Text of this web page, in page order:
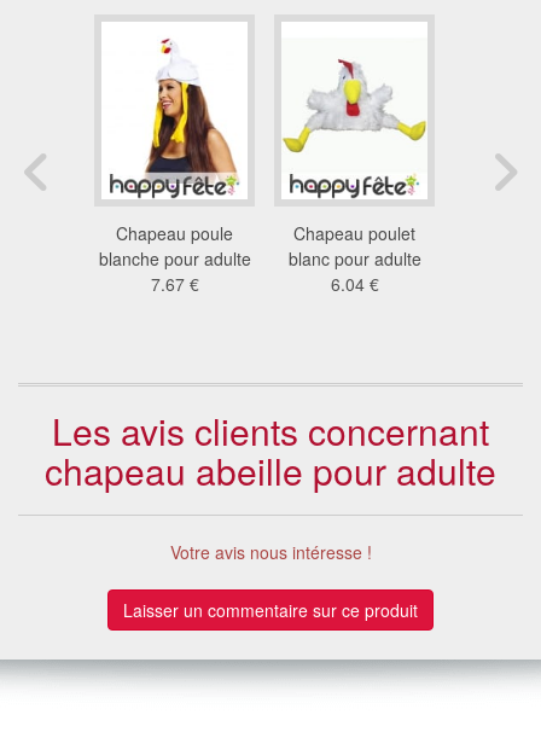
Chapeau poule
blanche pour adulte
7.67 €
Chapeau poulet
blanc pour adulte
6.04 €
Les avis clients concernant
chapeau abeille pour adulte
Votre avis nous intéresse !
Laisser un commentaire sur ce produit